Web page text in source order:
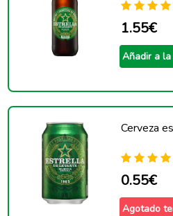
1.55€
Añadir a
Cerveza
0.55€
Agotado